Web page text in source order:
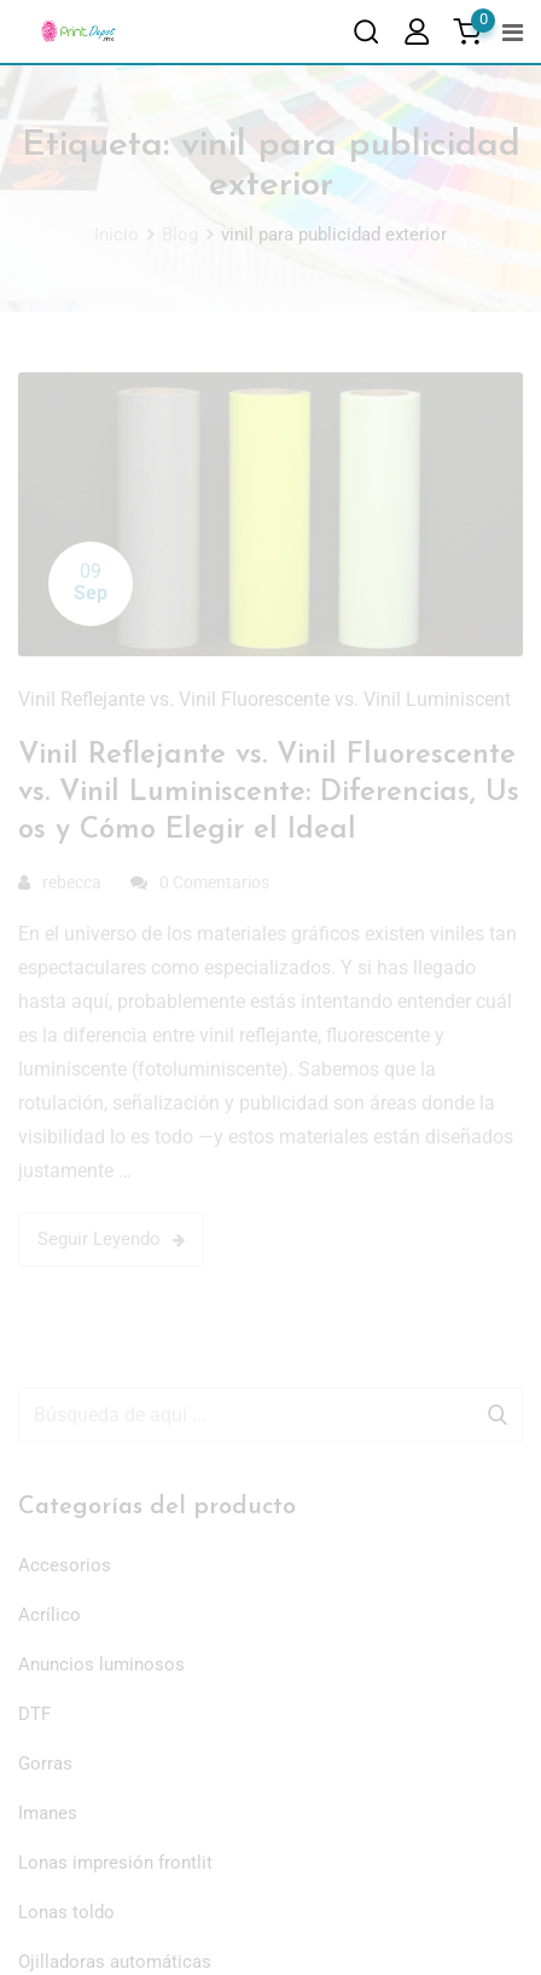
0
Etiqueta: vinil para publicidad
exterior
vinil para publicidad exterior
09
Sep
Vinil Reflejante vs. Vinil Fluorescente vs. Vinil Luminiscent
Vinil Reflejante vs. Vinil Fluorescente
vs. Vinil Luminiscente: Diferencias, Us
os y Cómo Elegir el Ideal
rebecca 0 Comentarios
En el universo de los materiales gráficos existen viniles tan
espectaculares como especializados. Y si has llegado
hasta aquí, probablemente estás intentando entender cuál
es la diferencia entre vinil reflejante, fluorescente y
luminiscente (fotoluminiscente). Sabemos que la
rotulación, señalización y publicidad son áreas donde la
visibilidad lo es todo —y estos materiales están diseñados
justamente …
Seguir Leyendo
Categorías del producto
Accesorios
Acrílico
Anuncios luminosos
DTF
Gorras
Imanes
Lonas impresión frontlit
Lonas toldo
Ojilladoras automáticas